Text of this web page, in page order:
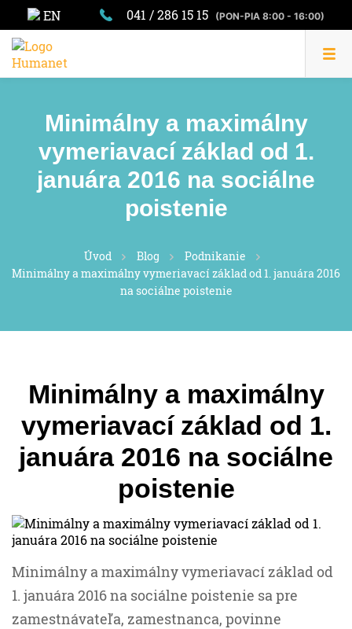
EN 041 / 286 15 15 (PON-PIA 8:00 - 16:00)
Minimálny a maximálny
vymeriavací základ od 1.
januára 2016 na sociálne
poistenie
Úvod Blog
Podnikanie
Minimálny a maximálny vymeriavací základ od 1. januára 2016
na sociálne poistenie
Minimálny a maximálny
vymeriavací základ od 1.
januára 2016 na sociálne
poistenie
Minimálny a maximálny vymeriavací základ od
1. januára 2016 na sociálne poistenie sa pre
zamestnávateľa, zamestnanca, povinne